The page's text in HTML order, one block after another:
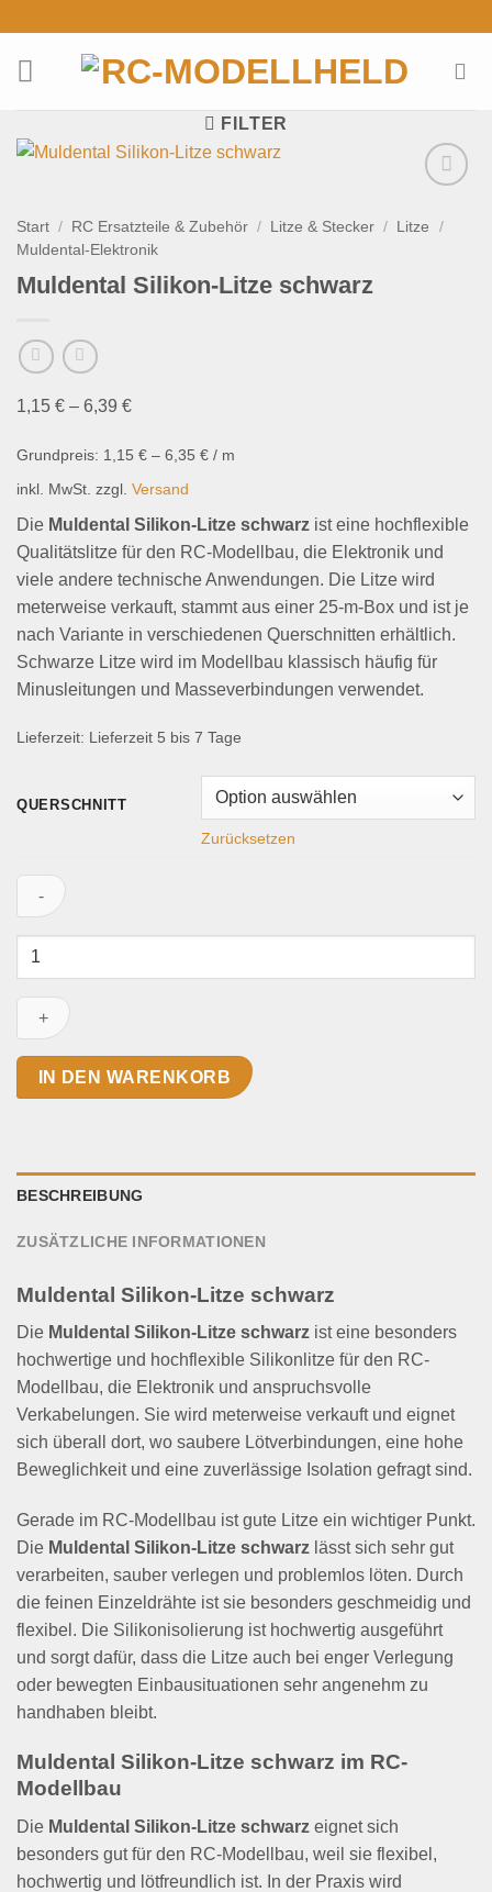
springen
FILTER
wishlist
Start / RC Ersatzteile & Zubehör / Litze & Stecker / Litze
/
Muldental-Elektronik
Muldental Silikon-Litze schwarz
1,15 € – 6,39 €
Grundpreis: 1,15 € – 6,35 € / m
inkl. MwSt. zzgl. Versand
Die Muldental Silikon-Litze schwarz ist eine hochflexible
Qualitätslitze für den RC-Modellbau, die Elektronik und
viele andere technische Anwendungen. Die Litze wird
meterweise verkauft, stammt aus einer 25-m-Box und ist je
nach Variante in verschiedenen Querschnitten erhältlich.
Schwarze Litze wird im Modellbau klassisch häufig für
Minusleitungen und Masseverbindungen verwendet.
Lieferzeit: Lieferzeit 5 bis 7 Tage
QUERSCHNITT
Zurücksetzen
Muldental
Litze
schwarz
IN DEN WARENKORB
BESCHREIBUNG
ZUSÄTZLICHE INFORMATIONEN
Muldental Silikon-Litze schwarz
Die Muldental Silikon-Litze schwarz ist eine besonders
hochwertige und hochflexible Silikonlitze für den RC-
Modellbau, die Elektronik und anspruchsvolle
Verkabelungen. Sie wird meterweise verkauft und eignet
sich überall dort, wo saubere Lötverbindungen, eine hohe
Beweglichkeit und eine zuverlässige Isolation gefragt sind.
Gerade im RC-Modellbau ist gute Litze ein wichtiger Punkt.
Die Muldental Silikon-Litze schwarz lässt sich sehr gut
verarbeiten, sauber verlegen und problemlos löten. Durch
die feinen Einzeldrähte ist sie besonders geschmeidig und
flexibel. Die Silikonisolierung ist hochwertig ausgeführt
und sorgt dafür, dass die Litze auch bei enger Verlegung
oder bewegten Einbausituationen sehr angenehm zu
handhaben bleibt.
Muldental Silikon-Litze schwarz im RC-
Modellbau
Die Muldental Silikon-Litze schwarz eignet sich
besonders gut für den RC-Modellbau, weil sie flexibel,
hochwertig und lötfreundlich ist. In der Praxis wird